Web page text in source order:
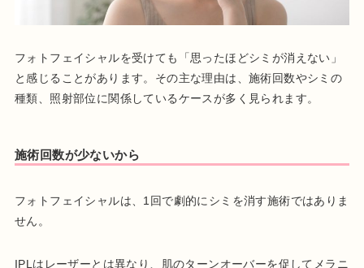
フォトフェイシャルを受けても「思ったほどシミが消えない」
と感じることがあります。その主な理由は、施術回数やシミの
種類、照射部位に関係しているケースが多く見られます。
施術回数が少ないから
フォトフェイシャルは、1回で劇的にシミを消す施術ではありま
せん。
IPLはレーザーとは異なり、肌のターンオーバーを促してメラニ